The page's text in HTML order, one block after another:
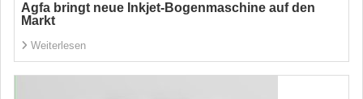
Agfa bringt neue Inkjet-Bogenmaschine auf den
Markt
Weiterlesen